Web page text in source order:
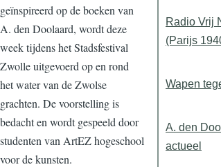
geïnspireerd op de boeken van
A. den Doolaard, wordt deze
week tijdens het Stadsfestival
Zwolle uitgevoerd op en rond
het water van de Zwolse
grachten. De voorstelling is
bedacht en wordt gespeeld door
studenten van ArtEZ hogeschool
voor de kunsten.
Radio Vrij
(Parijs
Wapen
A. den
actueel